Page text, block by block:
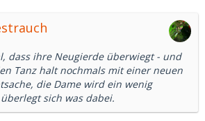
dass ihre Neugierde überwiegt - und
Tanz halt nochmals mit einer neuen
die Dame wird ein wenig
sich was dabei.